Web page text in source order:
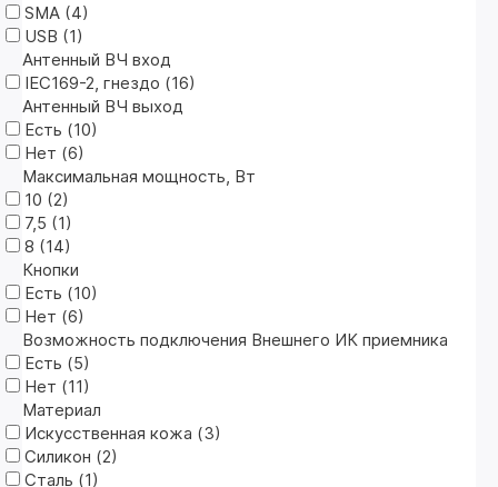
SMA (4)
USB (1)
Антенный ВЧ вход
IEC169-2, гнездо (16)
Антенный ВЧ выход
Есть (10)
Нет (6)
Максимальная мощность, Вт
10 (2)
7,5 (1)
8 (14)
Кнопки
Есть (10)
Нет (6)
Возможность подключения Внешнего ИК приемника
Есть (5)
Нет (11)
Материал
Искусственная кожа (3)
Силикон (2)
Сталь (1)